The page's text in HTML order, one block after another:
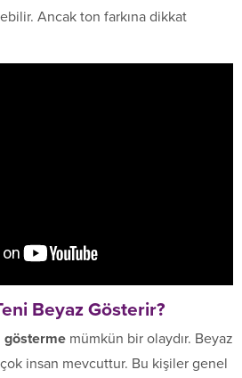
Ancak ton farkına dikkat
Beyaz Gösterir?
gösterme mümkün bir olaydır. Beyaz
insan mevcuttur. Bu kişiler genel